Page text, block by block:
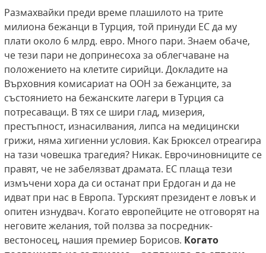
Размахвайки преди време плашилото на трите
милиона бежанци в Турция, той принуди ЕС да му
плати около 6 млрд. евро. Много пари. Знаем обаче,
че тези пари не допринесоха за облегчаване на
положението на клетите сирийци. Докладите на
Върховния комисариат на ООН за бежанците, за
състоянието на бежанските лагери в Турция са
потресаващи. В тях се шири глад, мизерия,
престъпност, изнасилвания, липса на медицински
грижи, няма хигиенни условия. Как Брюксел отреагира
на тази човешка трагедия? Никак. Еврочиновниците се
правят, че не забелязват драмата. ЕС плаща тези
измъчени хора да си останат при Ердоган и да не
идват при нас в Европа. Турският президент е ловък и
опитен изнудвач. Когато европейците не отговорят на
неговите желания, той ползва за посредник-
вестоносец, нашия премиер Борисов. Когато